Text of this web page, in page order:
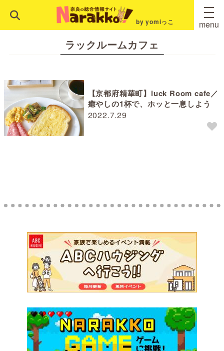
by yomiっこ menu
ラックルームカフェ
2022.7.29
【京都府精華町】luck Room cafe／
癒やしの1杯で、ホッと一息しよう